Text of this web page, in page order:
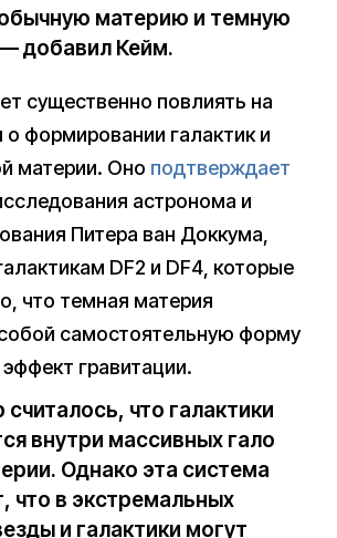
материю и темную
добавил Кейм.
существенно повлиять на
о формировании галактик и
материи. Оно подтверждает
астронома и
Питера ван Доккума,
DF2 и DF4, которые
что темная материя
самостоятельную форму
гравитации.
что галактики
внутри массивных гало
Однако эта система
что в экстремальных
и галактики могут